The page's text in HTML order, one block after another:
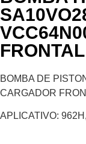
BOMBA DE
CARGADOR
APLICATIVO: